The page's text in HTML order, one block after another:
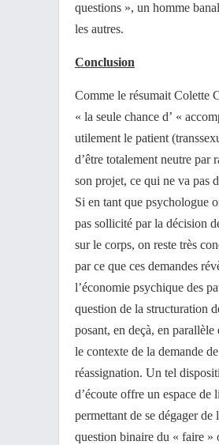
questions », un homme
les autres.
Conclusion
Comme le résumait Colette
« la seule chance d’ «
utilement le patient
d’être totalement neutre par
son projet, ce qui ne va pas
Si en tant que psychologue
pas sollicité par la décision
sur le corps, on reste très
par ce que ces demandes
l’économie psychique des
question de la structuration
posant, en deçà, en parallèle
le contexte de la demande de
réassignation. Un tel
d’écoute offre un espace de
permettant de se dégager de
question binaire du « faire »